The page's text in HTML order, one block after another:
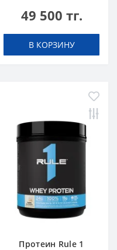
Мороженое
49 500 тг.
В КОРЗИНУ
Протеин Rule 1